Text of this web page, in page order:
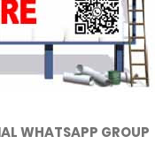
WHATSAPP GROUP